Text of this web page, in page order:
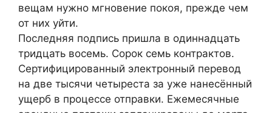
вещам нужно мгновение покоя, прежде чем
от них уйти.
Последняя подпись пришла в одиннадцать
тридцать восемь. Сорок семь контрактов.
Сертифицированный электронный перевод
на две тысячи четыреста за уже нанесённый
ущерб в процессе отправки. Ежемесячные